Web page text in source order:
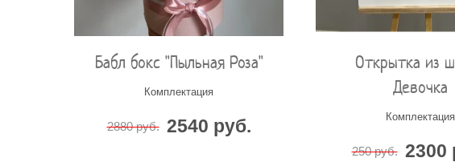
Бабл бокс "Пыльная Роза"
Комплектация
2880 руб. 2540 руб.
Открытка из
Девочка
Комплектация
250 руб. 2300